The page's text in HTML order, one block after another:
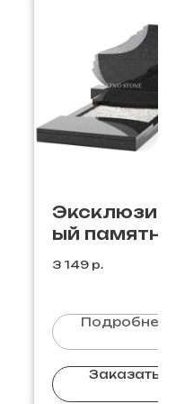
ый
3 149 р.
Подробнее
Заказать